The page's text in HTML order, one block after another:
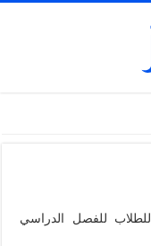
للطلاب للفصل الدراسي